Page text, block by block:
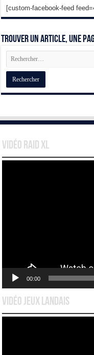
[custom-facebook-feed
Trouver un article, une
Vidéo Raid XL
00:00
Vidéo Jeux Landais